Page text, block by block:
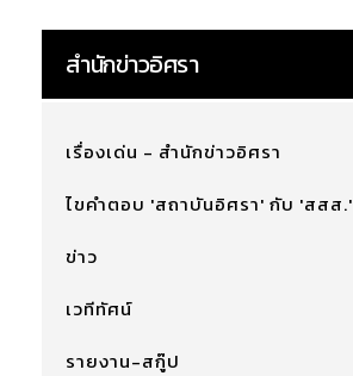
สำนักข่าวอิศรา
เรื่องเด่น - สำนักข่าวอิศรา
ไขคำตอบ 'สถาบันอิศรา' กับ 'สสส.'
ข่าว
เวทีทัศน์
รายงาน-สกู๊ป